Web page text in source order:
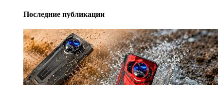
Последние публикации